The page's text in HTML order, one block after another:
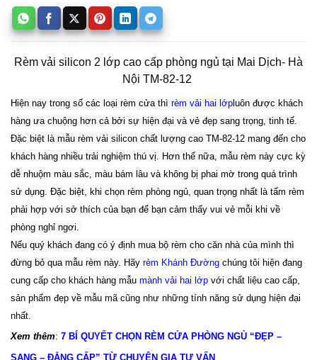
Rèm vải silicon 2 lớp cao cấp phòng ngủ tại Mai Dịch- Hà
Nội TM-82-12
Hiện nay trong số các loại rèm cửa thì rèm vải hai lớp luôn được khách
hàng ưa chuộng hơn cả bởi sự hiện đại và vẻ đẹp sang trọng, tinh tế.
Đặc biệt là mẫu rèm vải silicon chất lượng cao TM-82-12 mang đến cho
khách hàng nhiều trải nghiệm thú vị.
Hơn thế nữa, mẫu rèm này cực kỳ
dễ nhuộm màu sắc, màu bám lâu và không bị phai mờ trong quá trình
sử dụng. Đặc biệt, k hi chọn rèm phòng ngủ, quan trọng nhất là tấm rèm
phải hợp với sở thích của bạn để bạn cảm thấy vui vẻ mỗi khi về
phòng nghỉ ngơi.
Nếu quý khách đang có ý định mua bộ rèm cho căn nhà của mình thì
đừng bỏ qua mẫu rèm này. Hãy rèm Khánh Đường chúng tôi hiện đang
cung cấp cho khách hàng mẫu mành vải hai lớp với chất liệu cao cấp,
sản phẩm đẹp về mẫu mã cũng như những tính năng sử dụng hiện đại
nhất.
Xem thêm: 7 BÍ QUYẾT CHỌN RÈM CỬA PHÒNG NGỦ “ĐẸP –
SANG – ĐẲNG CẤP” TỪ CHUYÊN GIA TƯ VẤN